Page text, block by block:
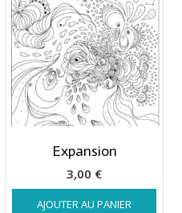
Expansion
3,00 €
AJOUTER AU PANIER